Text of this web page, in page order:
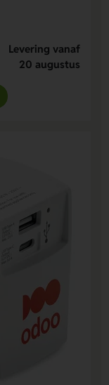
Levering vanaf
20 augustus